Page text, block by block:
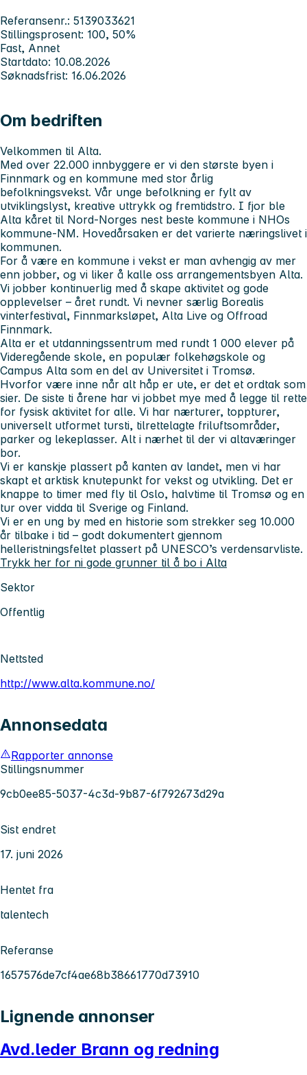
Referansenr.: 5139033621
Stillingsprosent: 100, 50%
Fast, Annet
Startdato: 10.08.2026
Søknadsfrist: 16.06.2026
Om bedriften
Velkommen til Alta.
Med over 22.000 innbyggere er vi den største byen i
Finnmark og en kommune med stor årlig
befolkningsvekst. Vår unge befolkning er fylt av
utviklingslyst, kreative uttrykk og fremtidstro. I fjor ble
Alta kåret til Nord-Norges nest beste kommune i NHOs
kommune-NM. Hovedårsaken er det varierte næringslivet i
kommunen.
For å være en kommune i vekst er man avhengig av mer
enn jobber, og vi liker å kalle oss arrangementsbyen Alta.
Vi jobber kontinuerlig med å skape aktivitet og gode
opplevelser – året rundt. Vi nevner særlig Borealis
vinterfestival, Finnmarksløpet, Alta Live og Offroad
Finnmark.
Alta er et utdanningssentrum med rundt 1 000 elever på
Videregående skole, en populær folkehøgskole og
Campus Alta som en del av Universitet i Tromsø.
Hvorfor være inne når alt håp er ute, er det et ordtak som
sier. De siste ti årene har vi jobbet mye med å legge til rette
for fysisk aktivitet for alle. Vi har nærturer, toppturer,
universelt utformet tursti, tilrettelagte friluftsområder,
parker og lekeplasser. Alt i nærhet til der vi altaværinger
bor.
Vi er kanskje plassert på kanten av landet, men vi har
skapt et arktisk knutepunkt for vekst og utvikling. Det er
knappe to timer med fly til Oslo, halvtime til Tromsø og en
tur over vidda til Sverige og Finland.
Vi er en ung by med en historie som strekker seg 10.000
år tilbake i tid – godt dokumentert gjennom
helleristningsfeltet plassert på UNESCO’s verdensarvliste.
Trykk her for ni gode grunner til å bo i Alta
Sektor
Offentlig
Nettsted
http://www.alta.kommune.no/
Annonsedata
Rapporter annonse
Stillingsnummer
9cb0ee85-5037-4c3d-9b87-6f792673d29a
Sist endret
17. juni 2026
Hentet fra
talentech
Referanse
1657576de7cf4ae68b38661770d73910
Lignende annonser
Avd.leder Brann og redning